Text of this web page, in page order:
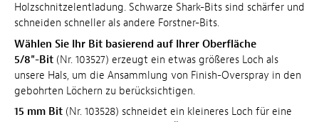
Holzschnitzelentladung. Schwarze Shark-Bits sind schärfer und
schneiden schneller als andere Forstner-Bits.
Wählen Sie Ihr Bit basierend auf Ihrer Oberfläche
5/8"-Bit (Nr. 103527) erzeugt ein etwas größeres Loch als
unsere Hals, um die Ansammlung von Finish-Overspray in den
gebohrten Löchern zu berücksichtigen.
15 mm Bit (Nr. 103528) schneidet ein kleineres Loch für eine